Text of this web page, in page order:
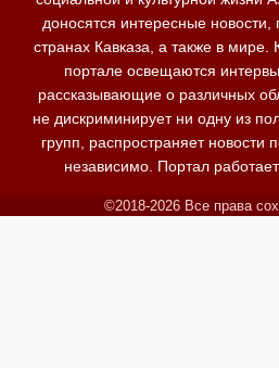
доносятся интересные
странах Кавказа, а также в мире.
портале освещаются
рассказывающие о различных
не дискриминирует ни одну из
групп, распространяет новости
независимо. Портал
©2018-2026 Все права